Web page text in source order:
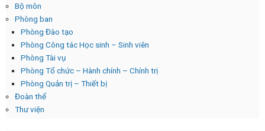
Bộ môn
Phòng ban
Phòng Đào tạo
Phòng Công tác Học sinh – Sinh viên
Phòng Tài vụ
Phòng Tổ chức – Hành chính – Chính trị
Phòng Quản trị – Thiết bị
Đoàn thể
Thư viện